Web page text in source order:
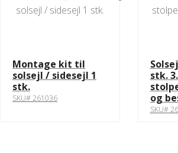
Montage kit til
solsejl / sidesejl 1
stk.
SKU# 261036
stk.
og
SKU#